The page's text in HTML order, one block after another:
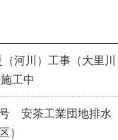
河川）工事（大里川
工中
安茶工業団地排水
）